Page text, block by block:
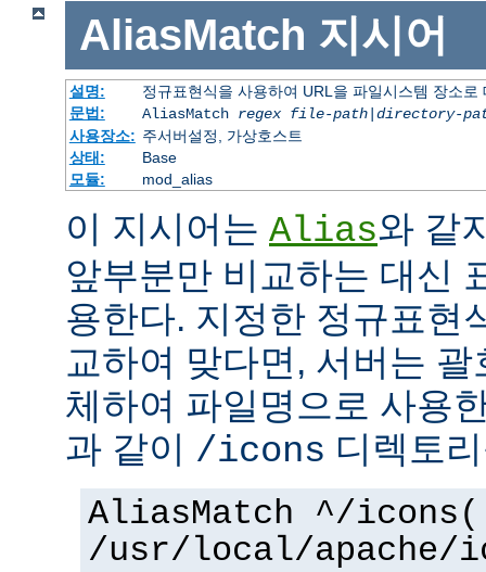
AliasMatch 지시어
설명:
정규표현식을 사용하여 URL을 파일시스템 장소로
문법:
AliasMatch regex file-path| directory-
사용장소: 주서버설정, 가상호스트
상태:
Base
모듈:
mod_alias
이 지시어는 Alias와 같
앞부분만 비교하는 대신
용한다. 지정한 정규표현
교하여 맞다면, 서버는
체하여 파일명으로 사용
과 같이 /icons 디렉토
AliasMatch ^/
/usr/local/apache/